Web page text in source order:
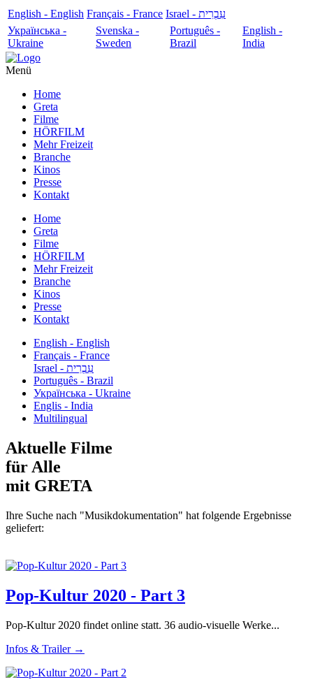
English - English Français - France
עִבְרִית - Israel
Українська -
Ukraine
Svenska -
Sweden
Português -
Brazil
English -
India
Menü
Home
Greta
Filme
HÖRFILM
Mehr Freizeit
Branche
Kinos
Presse
Kontakt
Home
Greta
Filme
HÖRFILM
Mehr Freizeit
Branche
Kinos
Presse
Kontakt
English - English
Français - France
עִבְרִית - Israel
Português - Brazil
Українська - Ukraine
Englis - India
Multilingual
Aktuelle Filme
für Alle
mit GRETA
Ihre Suche nach "Musikdokumentation" hat folgende Ergebnisse
geliefert:
Pop-Kultur 2020 - Part 3
Pop-Kultur 2020 findet online statt. 36 audio-visuelle Werke...
Infos & Trailer →